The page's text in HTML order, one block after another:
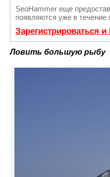
SeoHammer еще
появляются уже в течение
Зарегистрироваться
Ловить большую рыбу